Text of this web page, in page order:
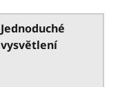
Jednoduché
vysvětlení